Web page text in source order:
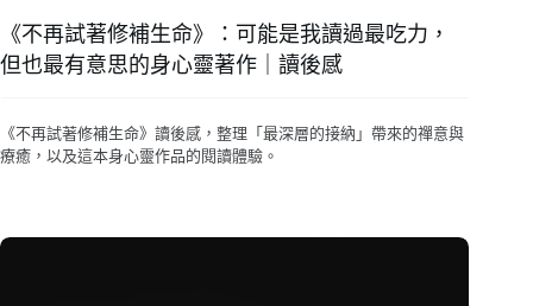
《不再試著修補生命》：可能是我讀過最吃力，
但也最有意思的身心靈著作｜讀後感
《不再試著修補生命》讀後感，整理「最深層的接納」帶來的禪意與
療癒，以及這本身心靈作品的閱讀體驗。